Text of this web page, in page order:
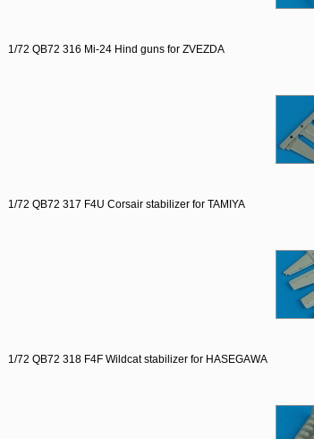
1/72 QB72 316 Mi-24 Hind guns for ZVEZDA
1/72 QB72 317 F4U Corsair stabilizer for TAMIYA
1/72 QB72 318 F4F Wildcat stabilizer for HASEGAWA